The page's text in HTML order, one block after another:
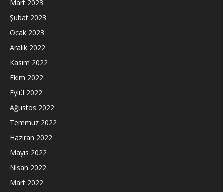
Mart 2023
Şubat 2023
Ocak 2023
Aralık 2022
Kasım 2022
Ekim 2022
Eylül 2022
Ağustos 2022
Temmuz 2022
Haziran 2022
Mayıs 2022
Nisan 2022
Mart 2022